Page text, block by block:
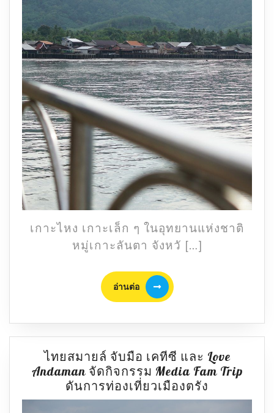
เกาะ
1
วัน
@กระบี่
เกาะไหง เกาะเล็ก ๆ ในอุทยานแห่งชาติ
หมู่เกาะลันตา จังหวั […]
อ่านต่อ
อ่าน
ต่อ
ไทยสมายล์ จับมือ เคทีซี และ Love
Andaman จัดกิจกรรม Media Fam Trip
ดันการท่องเที่ยวเมืองตรัง
สมา